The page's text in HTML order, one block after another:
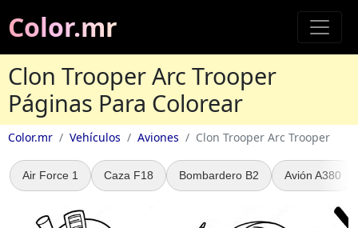
Color.mr
Clon Trooper Arc Trooper
Páginas Para Colorear
Color.mr Vehículos Aviones Clon Trooper Arc Trooper
Air Force 1 Caza F18 Bombardero B2 Avión A380